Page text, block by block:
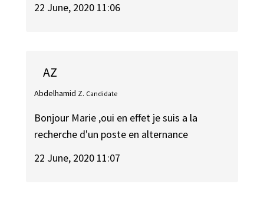
22 June, 2020 11:06
AZ
Abdelhamid Z. Candidate
Bonjour Marie ,oui en effet je suis a la
recherche d'un poste en alternance
22 June, 2020 11:07